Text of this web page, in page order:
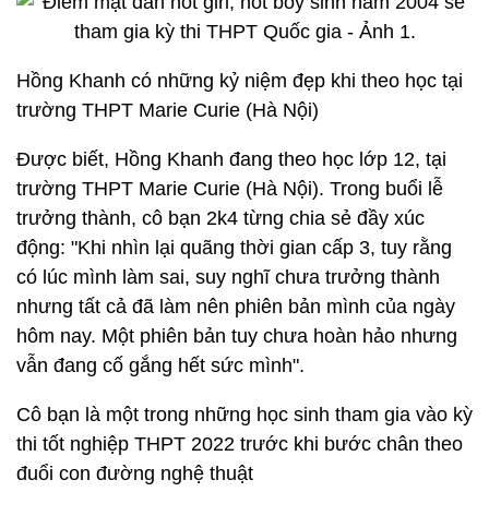
Hồng Khanh có những kỷ niệm đẹp khi theo học tại
trường THPT Marie Curie (Hà Nội)
Được biết, Hồng Khanh đang theo học lớp 12, tại
trường THPT Marie Curie (Hà Nội). Trong buổi lễ
trưởng thành, cô bạn 2k4 từng chia sẻ đầy xúc
động: "Khi nhìn lại quãng thời gian cấp 3, tuy rằng
có lúc mình làm sai, suy nghĩ chưa trưởng thành
nhưng tất cả đã làm nên phiên bản mình của ngày
hôm nay. Một phiên bản tuy chưa hoàn hảo nhưng
vẫn đang cố gắng hết sức mình".
Cô bạn là một trong những học sinh tham gia vào kỳ
thi tốt nghiệp THPT 2022 trước khi bước chân theo
đuổi con đường nghệ thuật